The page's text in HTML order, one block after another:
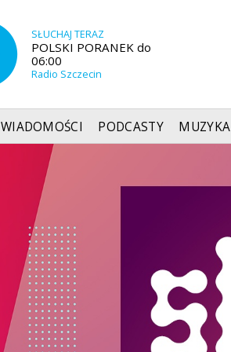
SŁUCHAJ TERAZ
POLSKI PORANEK do
06:00
Radio Szczecin
WIADOMOŚCI PODCASTY MUZYKA